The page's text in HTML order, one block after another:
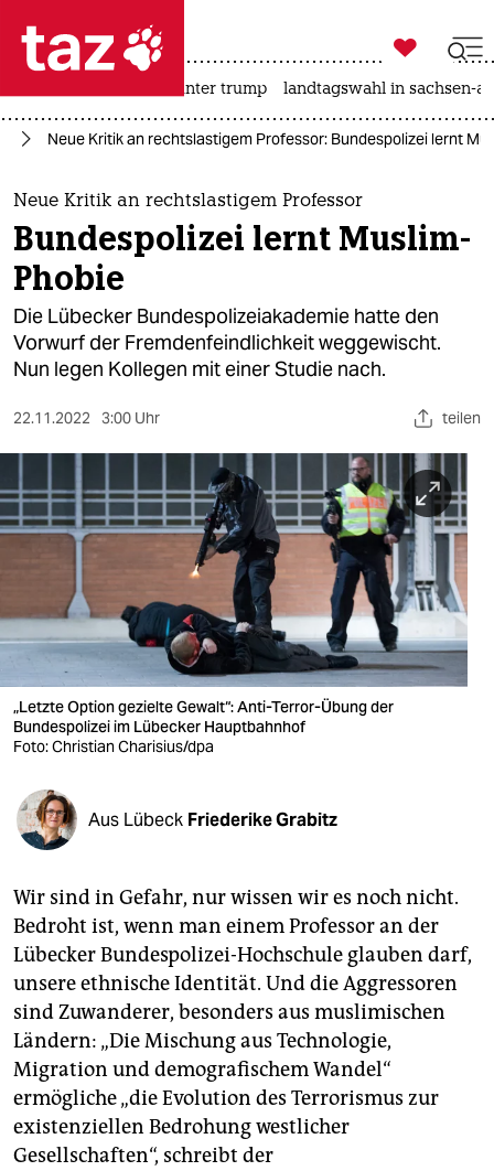
 taz zahl ich
taz zahl ich
themen
politik
öko
gesellschaft
sport
berlin
nord
wahrheit
verlag
verlag
veranstaltungen
fragen & hilfe
abo
genossenschaft
epaper login

taz zahl ich
usa unter trump landtagswahl in sachsen-
Neue Kritik an rechtslastigem Professor: Bundespolizei lernt
Neue Kritik an rechtslastigem Professor
Bundespolizei lernt Muslim-
Phobie
Die Lübecker Bundespolizeiakademie hatte den
Vorwurf der Fremdenfeindlichkeit weggewischt.
Nun legen Kollegen mit einer Studie nach.
22.11.2022 3:00 Uhr teilen
„Letzte Option gezielte Gewalt“: Anti-Terror-Übung der
Bundespolizei im Lübecker Hauptbahnhof
Foto: Christian Charisius/dpa
Aus Lübeck Friederike Grabitz
Wir sind in Gefahr, nur wissen wir es noch nicht.
Bedroht ist, wenn man einem Professor an der
Lübecker Bundespolizei-Hochschule glauben darf,
unsere ethnische Identität. Und die Aggressoren
sind Zuwanderer, besonders aus muslimischen
Ländern: „Die Mischung aus Technologie,
Migration und demografischem Wandel“
ermögliche „die Evolution des Terrorismus zur
existenziellen Bedrohung westlicher
Gesellschaften“, schreibt der